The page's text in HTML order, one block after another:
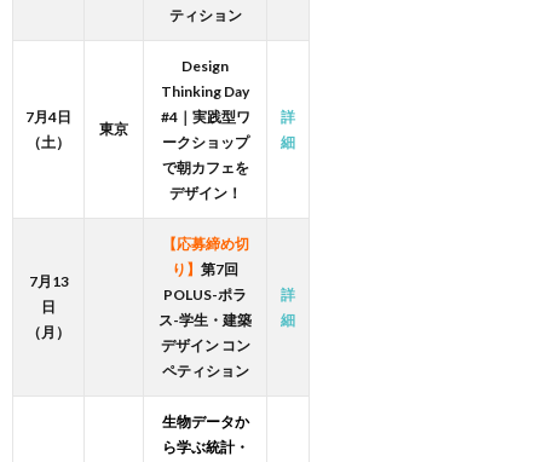
ティション
7月4日
（土）
東京
Design
Thinking Day
#4｜実践型ワ
ークショップ
で朝カフェを
デザイン！
詳
細
7月13
日
（月）
【応募締め切
り】 第7回
POLUS-ポラ
ス-学生・建築
デザイン コン
ペティション
詳
細
生物データか
ら学ぶ統計・